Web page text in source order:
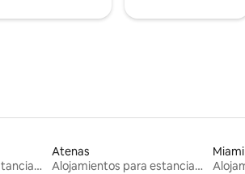
Alojamientos para estancias largas
Atenas
Alojamientos para estancias largas
Miami